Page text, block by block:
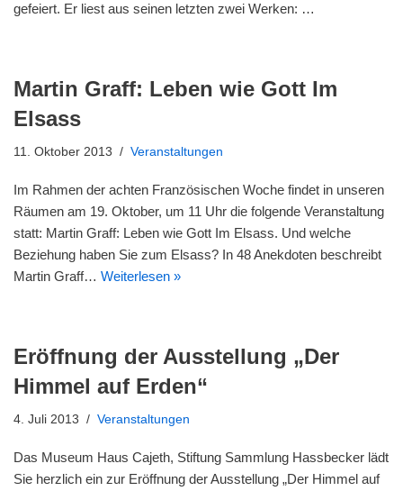
gefeiert. Er liest aus seinen letzten zwei Werken: …
Martin Graff: Leben wie Gott Im
Elsass
11. Oktober 2013 Veranstaltungen
Im Rahmen der achten Französischen Woche findet in unseren
Räumen am 19. Oktober, um 11 Uhr die folgende Veranstaltung
statt: Martin Graff: Leben wie Gott Im Elsass. Und welche
Beziehung haben Sie zum Elsass? In 48 Anekdoten beschreibt
Martin Graff… Weiterlesen »
Eröffnung der Ausstellung „Der
Himmel auf Erden“
4. Juli 2013 Veranstaltungen
Das Museum Haus Cajeth, Stiftung Sammlung Hassbecker lädt
Sie herzlich ein zur Eröffnung der Ausstellung „Der Himmel auf